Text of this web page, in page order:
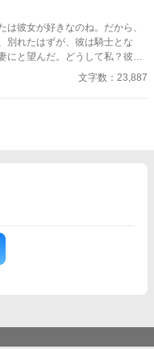
っている筈なのに、恋心がその
邪魔してきて...。 ※ ゆるふわ設定です。 完結しました。
彼女が好きなのね。だから、
別れたはずが、彼は騎士とな
にと望んだ。どうして私？彼女
れは、あなたの人生を台無しに
文字数：23,887